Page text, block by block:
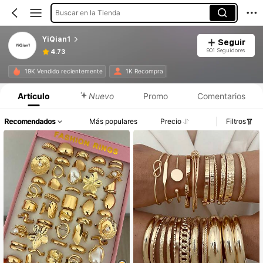
Buscar en la Tienda
YiQian1
4.73
Seguir
901 Seguidores
19K Vendido recientemente 1K Recompra
Artículo Nuevo Promo Comentarios
Recomendados Más populares Precio Filtros